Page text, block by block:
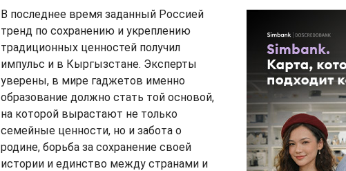
В последнее время заданный Россией
тренд по сохранению и укреплению
традиционных ценностей получил
импульс и в Кыргызстане. Эксперты
уверены, в мире гаджетов именно
образование должно стать той основой,
на которой вырастают не только
семейные ценности, но и забота о
родине, борьба за сохранение своей
истории и единство между странами и